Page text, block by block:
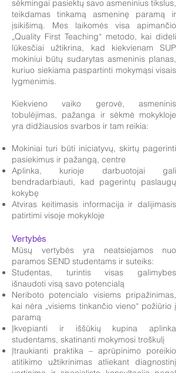
sėkmingai pasiektų savo asmeninius tikslus,
teikdamas tinkamą asmeninę paramą ir
įsikišimą. Mes laikomės visa apimančio
„Quality First Teaching“ metodo, kai dideli
lūkesčiai užtikrina, kad kiekvienam SUP
mokiniui būtų sudarytas asmeninis planas,
kuriuo siekiama paspartinti mokymąsi visais
lygmenimis.
Kiekvieno vaiko gerovė, asmeninis
tobulėjimas, pažanga ir sėkmė mokykloje
yra didžiausios svarbos ir tam reikia:
Mokiniai turi būti iniciatyvų, skirtų pagerinti
pasiekimus ir pažangą, centre
Aplinka, kurioje darbuotojai gali
bendradarbiauti, kad pagerintų paslaugų
kokybę
Atviras keitimasis informacija ir dalijimasis
patirtimi visoje mokykloje
Vertybės
Mūsų vertybės yra neatsiejamos nuo
paramos SEND studentams ir suteiks:
Studentas, turintis visas galimybes
išnaudoti visą savo potencialą
Neriboto potencialo visiems pripažinimas,
kai nėra „visiems tinkančio vieno“ požiūrio į
paramą
Įkvepianti ir iššūkių kupina aplinka
studentams, skatinanti mokymosi troškulį
Įtraukianti praktika – aprūpinimo poreikio
atitikimo užtikrinimas atliekant diagnostinį